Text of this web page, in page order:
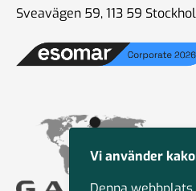
Sveavägen 59, 113 59
Vi använder